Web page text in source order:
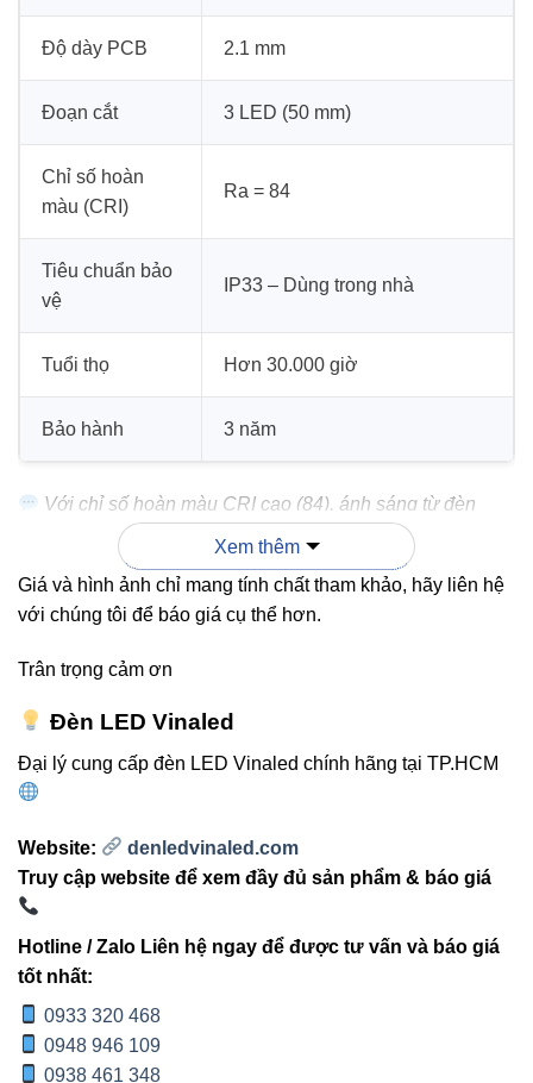
Độ dày PCB 2.1 mm
Đoạn cắt 3 LED (50 mm)
Chỉ số hoàn
màu (CRI)
Ra = 84
Tiêu chuẩn bảo
vệ
IP33 – Dùng trong nhà
Tuổi thọ Hơn 30.000 giờ
Bảo hành 3 năm
Với chỉ số hoàn màu CRI cao (84), ánh sáng từ đèn
giúp tái tạo màu sắc vật thể một cách tự nhiên và trung
thực, rất phù hợp cho chiếu sáng thẩm mỹ nội thất.
dây FSB-5050-IP33-L60 Vinaled
Ánh sáng đồng đều, màu sắc trung thực:
chip LED EPISTAR chất lượng cao, ánh sáng luôn
Tiết kiệm điện năng:
cho quang thông trên 1000 lm – hiệu suất cao, tiết
Thiết kế linh hoạt: Dạng cuộn dài 5 mét, có thể
cắt nối dễ dàng tại các điểm chia sẵn.
Đa dạng màu sắc:
đến trung tính, phù hợp với nhiều phong cách thiết
kế nội thất.
Xem thêm
Giá và hình ảnh chỉ mang tính chất tham khảo, hãy liên hệ
với chúng tôi để báo giá cụ thể hơn.
Trân trọng cảm ơn
Đèn LED Vinaled
Đại lý cung cấp đèn LED Vinaled chính hãng tại TP.HCM
Website:
denledvinaled.com
Truy cập website để xem đầy đủ sản phẩm & báo giá
Hotline / Zalo Liên hệ ngay để được tư vấn và báo giá
tốt nhất:
0933 320 468
0948 946 109
0938 461 348